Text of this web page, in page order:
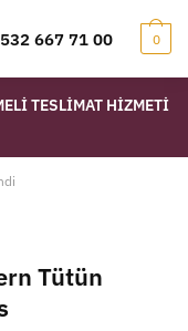
667 71 00 0
TESLİMAT HİZMETİ
Tütün